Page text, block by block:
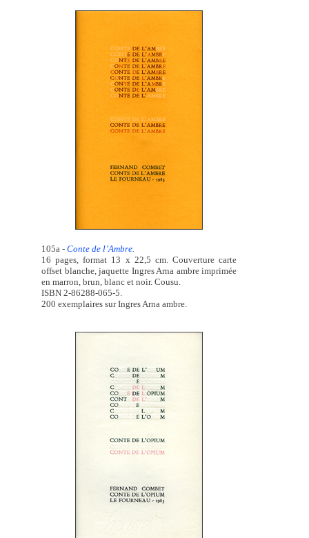
105a - Conte de l’Ambre.
16 pages, format 13 x 22,5 cm. Couverture carte
offset blanche, jaquette Ingres Arna ambre imprimée
en marron, brun, blanc et noir. Cousu.
ISBN 2-86288-065-5.
200 exemplaires sur Ingres Arna ambre.